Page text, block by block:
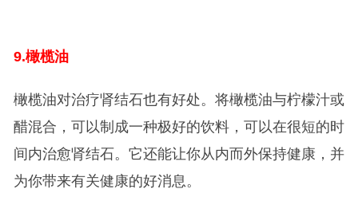
9.橄榄油
橄榄油对治疗肾结石也有好处。将橄榄油与柠檬汁或
醋混合，可以制成一种极好的饮料，可以在很短的时
间内治愈肾结石。它还能让你从内而外保持健康，并
为你带来有关健康的好消息。